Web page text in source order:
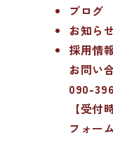
ブログ
お知ら
採用情
お問い
090-
【受
フォー